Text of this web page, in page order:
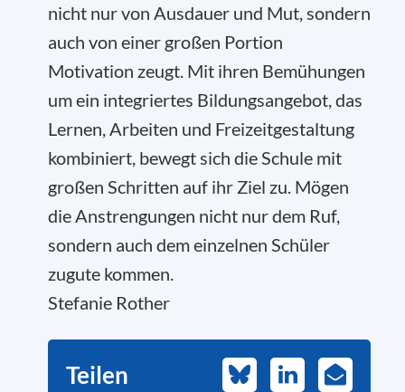
nicht nur von Ausdauer und Mut, sondern
auch von einer großen Portion
Motivation zeugt. Mit ihren Bemühungen
um ein integriertes Bildungsangebot, das
Lernen, Arbeiten und Freizeitgestaltung
kombiniert, bewegt sich die Schule mit
großen Schritten auf ihr Ziel zu. Mögen
die Anstrengungen nicht nur dem Ruf,
sondern auch dem einzelnen Schüler
zugute kommen.
Stefanie Rother
Teilen BlueskyLinkedIn
E-
Mail